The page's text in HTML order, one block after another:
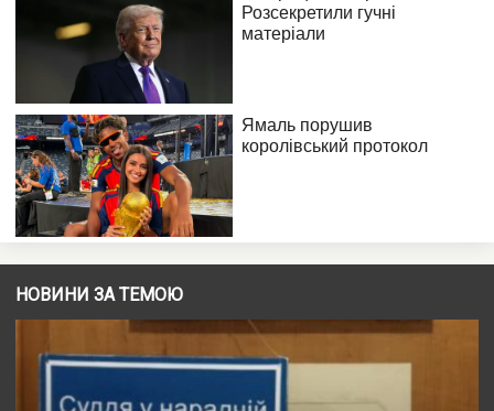
НОВИНИ ЗА ТЕМОЮ